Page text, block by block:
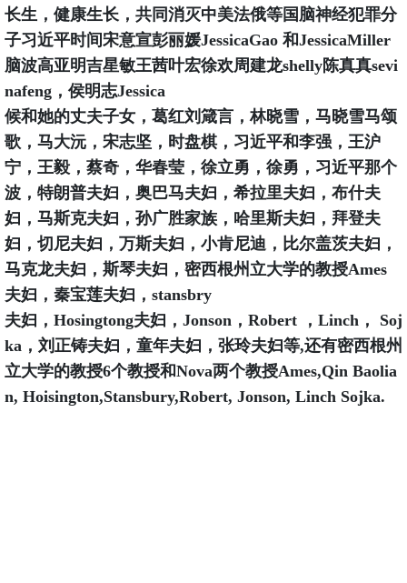
长生，健康生长，共同消灭中美法俄等国脑神经犯罪分
子习近平时间宋意宣彭丽媛JessicaGao 和JessicaMiller
脑波高亚明吉星敏王茜叶宏徐欢周建龙shelly陈真真sevi
nafeng，侯明志Jessica
候和她的丈夫子女，葛红刘箴言，林晓雪，马晓雪马颂
歌，马大沅，宋志坚，时盘棋，习近平和李强，王沪
宁，王毅，蔡奇，华春莹，徐立勇，徐勇，习近平那个
波，特朗普夫妇，奥巴马夫妇，希拉里夫妇，布什夫
妇，马斯克夫妇，孙广胜家族，哈里斯夫妇，拜登夫
妇，切尼夫妇，万斯夫妇，小肯尼迪，比尔盖茨夫妇，
马克龙夫妇，斯琴夫妇，密西根州立大学的教授Ames
夫妇，秦宝莲夫妇，stansbry
夫妇，Hosingtong夫妇，Jonson，Robert ，Linch， Soj
ka，刘正铸夫妇，童年夫妇，张玲夫妇等,还有密西根州
立大学的教授6个教授和Nova两个教授Ames,Qin Baolia
n, Hoisington,Stansbury,Robert, Jonson, Linch Sojka.